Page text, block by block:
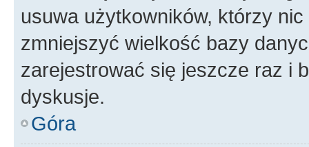
usuwa użytkowników, którzy
zmniejszyć wielkość bazy
zarejestrować się jeszcze raz i
dyskusje.
Góra